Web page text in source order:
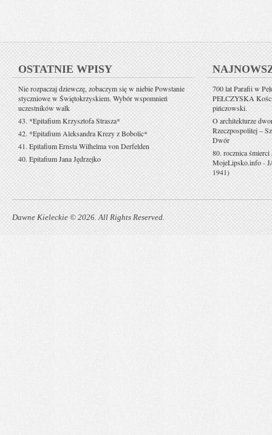
OSTATNIE WPISY
Nie rozpaczaj dziewczę, zobaczym się w niebie Powstanie
styczniowe w Świętokrzyskiem. Wybór wspomnień
uczestników walk
43. *Epitafium Krzysztofa Strasza*
42. *Epitafium Aleksandra Krezy z Bobolic*
41. Epitafium Ernsta Wilhelma von Derfelden
40. Epitafium Jana Jędrzejko
700 lat Parafii w
PEŁCZYSKA
pińczowski.
O architekturze
Rzeczpospolitej –
Dwór
80. rocznica
MojeLipsko.info-
1941)
Dawne Kieleckie © 2026. All Rights Reserved.